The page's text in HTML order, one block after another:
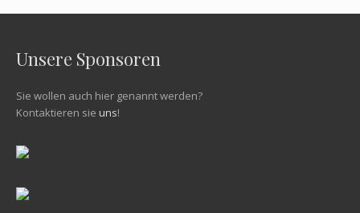
Unsere Sponsoren
Sie wollen auch hier genannt werden?
Kontaktieren sie uns!